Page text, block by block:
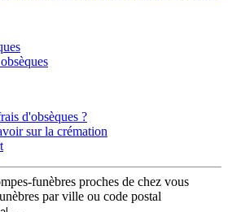
d'obsèques ?
sur la crémation
funèbres proches de chez vous
par ville ou code postal